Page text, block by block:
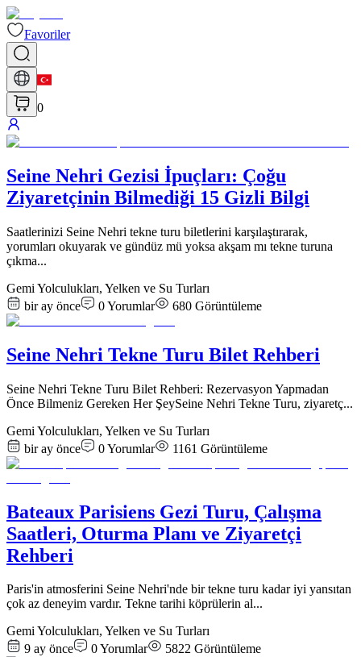
Favoriler
0
Seine Nehri Gezisi İpuçları: Çoğu
Ziyaretçinin Bilmediği 15 Gizli Bilgi
Saatlerinizi Seine Nehri tekne turu biletlerini karşılaştırarak,
yorumları okuyarak ve gündüz mü yoksa akşam mı tekne turuna
çıkma...
Gemi Yolculukları, Yelken ve Su Turları
bir ay önce
0Yorumlar 680 Görüntüleme
Seine Nehri Tekne Turu Bilet Rehberi
Seine Nehri Tekne Turu Bilet Rehberi: Rezervasyon Yapmadan
Önce Bilmeniz Gereken Her ŞeySeine Nehri Tekne Turu, ziyaretç...
Gemi Yolculukları, Yelken ve Su Turları
bir ay önce
0Yorumlar 1161 Görüntüleme
Bateaux Parisiens Gezi Turu, Çalışma
Saatleri, Oturma Planı ve Ziyaretçi
Rehberi
Paris'in atmosferini Seine Nehri'nde bir tekne turu kadar iyi yansıtan
çok az deneyim vardır. Tekne tarihi köprülerin al...
Gemi Yolculukları, Yelken ve Su Turları
9 ay önce
0Yorumlar 5822 Görüntüleme